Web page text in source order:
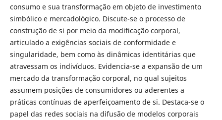
consumo e sua transformação em objeto de investimento
simbólico e mercadológico. Discute-se o processo de
construção de si por meio da modificação corporal,
articulado a exigências sociais de conformidade e
singularidade, bem como às dinâmicas identitárias que
atravessam os indivíduos. Evidencia-se a expansão de um
mercado da transformação corporal, no qual sujeitos
assumem posições de consumidores ou aderentes a
práticas contínuas de aperfeiçoamento de si. Destaca-se o
papel das redes sociais na difusão de modelos corporais